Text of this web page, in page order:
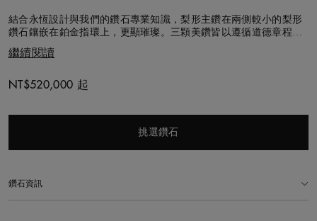
結合永恆設計與我們的鑽石專業知識，梨形主鑽在兩側較小的梨形
鑽石鑲嵌在鉑金指環上，更顯璀璨。三顆美鑽皆以遵循道德章程的
恆久愛情的最佳象徵。
繼續閱讀
Original price
NT$520,000 起
挑選鑽石
鑽石資訊